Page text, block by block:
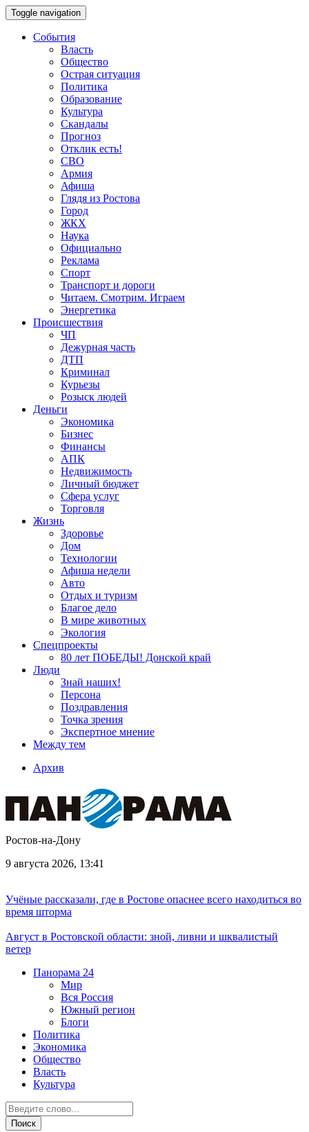
Toggle navigation
События
Власть
Общество
Острая ситуация
Политика
Образование
Культура
Скандалы
Прогноз
Отклик есть!
СВО
Армия
Афиша
Глядя из Ростова
Город
ЖКХ
Наука
Официально
Реклама
Спорт
Транспорт и дороги
Читаем. Смотрим. Играем
Энергетика
Происшествия
ЧП
Дежурная часть
ДТП
Криминал
Курьезы
Розыск людей
Деньги
Экономика
Бизнес
Финансы
АПК
Недвижимость
Личный бюджет
Сфера услуг
Торговля
Жизнь
Здоровье
Дом
Технологии
Афиша недели
Авто
Отдых и туризм
Благое дело
В мире животных
Экология
Спецпроекты
80 лет ПОБЕДЫ! Донской край
Люди
Знай наших!
Персона
Поздравления
Точка зрения
Экспертное мнение
Между тем
Архив
Ростов-на-Дону
9 августа 2026, 13:41
Учёные рассказали, где в Ростове опаснее всего находиться во
время шторма
Август в Ростовской области: зной, ливни и шквалистый
ветер
Панорама 24
Мир
Вся Россия
Южный регион
Блоги
Политика
Экономика
Общество
Власть
Культура